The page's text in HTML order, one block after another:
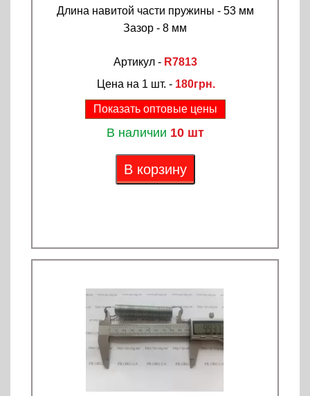
Длина навитой части пружины - 53 мм
Зазор - 8 мм
Артикул - R7813
Цена на 1 шт. - 180грн.
Показать оптовые цены
В наличии 10 шт
В корзину